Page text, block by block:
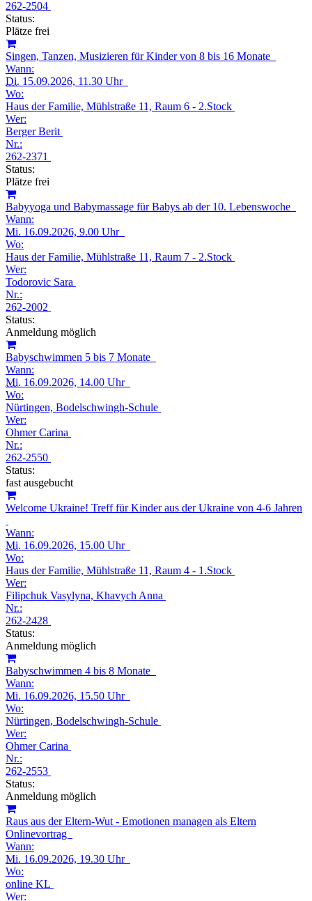
262-2504
Status:
Plätze frei
Singen, Tanzen, Musizieren für Kinder von 8 bis 16 Monate
Wann:
Di. 15.09.2026, 11.30 Uhr
Wo:
Haus der Familie, Mühlstraße 11, Raum 6 - 2.Stock
Wer:
Berger Berit
Nr.:
262-2371
Status:
Plätze frei
Babyyoga und Babymassage für Babys ab der 10. Lebenswoche
Wann:
Mi. 16.09.2026, 9.00 Uhr
Wo:
Haus der Familie, Mühlstraße 11, Raum 7 - 2.Stock
Wer:
Todorovic Sara
Nr.:
262-2002
Status:
Anmeldung möglich
Babyschwimmen 5 bis 7 Monate
Wann:
Mi. 16.09.2026, 14.00 Uhr
Wo:
Nürtingen, Bodelschwingh-Schule
Wer:
Ohmer Carina
Nr.:
262-2550
Status:
fast ausgebucht
Welcome Ukraine! Treff für Kinder aus der Ukraine von 4-6 Jahren
Wann:
Mi. 16.09.2026, 15.00 Uhr
Wo:
Haus der Familie, Mühlstraße 11, Raum 4 - 1.Stock
Wer:
Filipchuk Vasylyna, Khavych Anna
Nr.:
262-2428
Status:
Anmeldung möglich
Babyschwimmen 4 bis 8 Monate
Wann:
Mi. 16.09.2026, 15.50 Uhr
Wo:
Nürtingen, Bodelschwingh-Schule
Wer:
Ohmer Carina
Nr.:
262-2553
Status:
Anmeldung möglich
Raus aus der Eltern-Wut - Emotionen managen als Eltern
Onlinevortrag
Wann:
Mi. 16.09.2026, 19.30 Uhr
Wo:
online KL
Wer: